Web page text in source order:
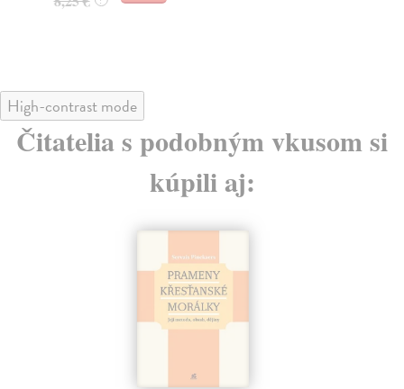
High-contrast mode
Čitatelia s podobným vkusom si
kúpili aj: